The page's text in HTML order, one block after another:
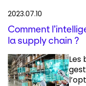
2023.07.10
Comment
la supply chain ?
Les